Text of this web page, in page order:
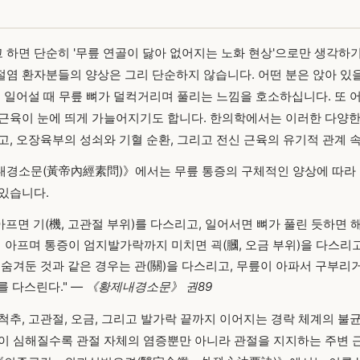
하면 단순히 '무릎 연골이 닳아 없어지는 노화 현상'으로만 생각하
염 환자분들의 양상은 그리 단순하지 않습니다. 어떤 분은 앉아 있
어설 때 무릎 뼈가 덜컥거리며 풀리는 느낌을 호소하십니다. 또
육이 눈에 띄게 가늘어지기도 합니다. 한의학에서는 이러한 다양
, 오장육부의 성쇠와 기혈 순환, 그리고 전신 근육의 유기적 관계
경소문(黃帝內經素問)》에서는 무릎 통증의 구체적인 양상에 따
습니다.
면 기(機, 고관절 부위)를 다스리고, 일어서면 뼈가 풀린 듯하면
프며 통증이 엄지발가락까지 미치면 괵(膕, 오금 부위)을 다스리
겨둔 것과 같은 경우는 관(關)을 다스리고, 무릎이 아파서 구부리
다스린다." — 《황제내경소문》 권89
추, 고관절, 오금, 그리고 발가락 끝까지 이어지는 경락 체계의 불
심해질수록 관절 자체의 염증뿐만 아니라 관절을 지지하는 주변